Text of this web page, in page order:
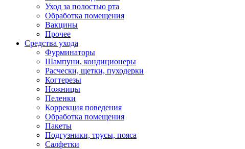
Уход за полостью рта
Обработка помещения
Вакцины
Прочее
Средства ухода
Фурминаторы
Шампуни, кондиционеры
Расчески, щетки, пуходерки
Когтерезы
Ножницы
Пеленки
Коррекция поведения
Обработка помещения
Пакеты
Подгузники, трусы, пояса
Салфетки